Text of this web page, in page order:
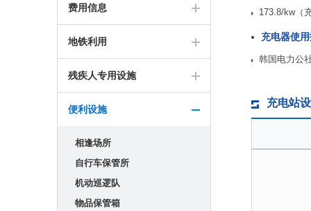
费用信息
地铁利用
残疾人专用设施
便利设施
相逢场所
自行车保管所
机动巡逻队
物品保管箱
173.8/kw（
充电器使
韩国电力公
充电站